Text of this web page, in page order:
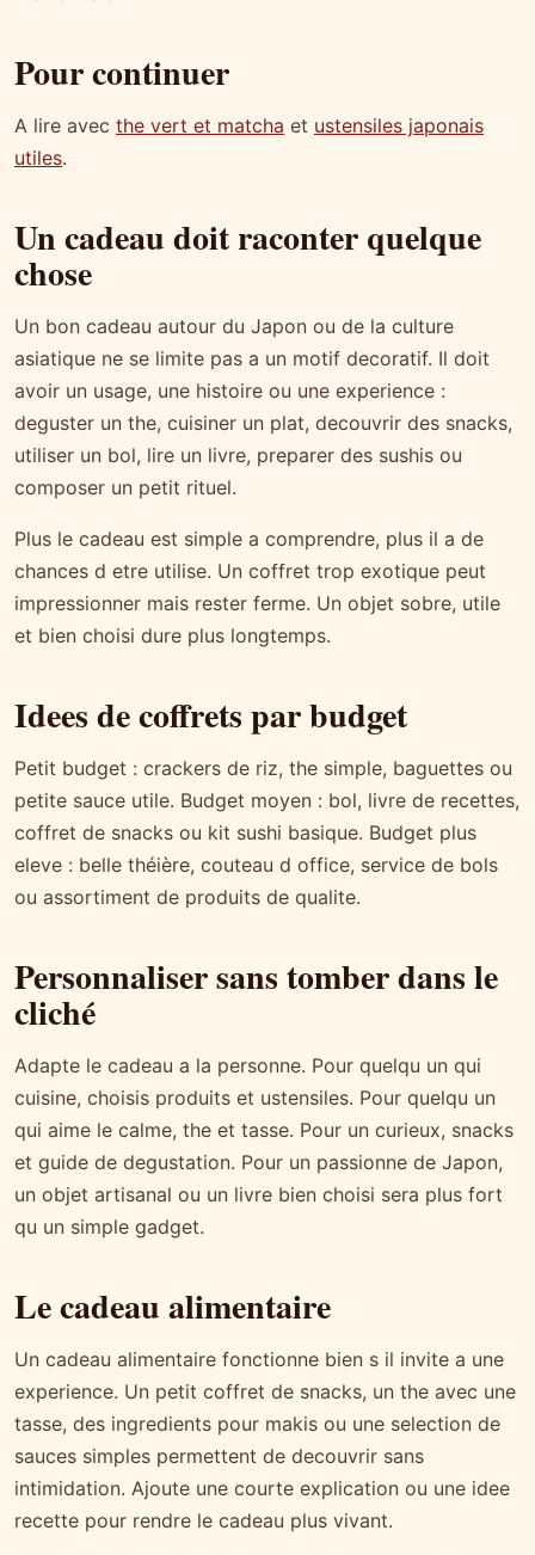
Pour continuer
A lire avec the vert et matcha et ustensiles japonais
utiles.
Un cadeau doit raconter quelque
chose
Un bon cadeau autour du Japon ou de la culture
asiatique ne se limite pas a un motif decoratif. Il doit
avoir un usage, une histoire ou une experience :
deguster un the, cuisiner un plat, decouvrir des snacks,
utiliser un bol, lire un livre, preparer des sushis ou
composer un petit rituel.
Plus le cadeau est simple a comprendre, plus il a de
chances d etre utilise. Un coffret trop exotique peut
impressionner mais rester ferme. Un objet sobre, utile
et bien choisi dure plus longtemps.
Idees de coffrets par budget
Petit budget : crackers de riz, the simple, baguettes ou
petite sauce utile. Budget moyen : bol, livre de recettes,
coffret de snacks ou kit sushi basique. Budget plus
eleve : belle théière, couteau d office, service de bols
ou assortiment de produits de qualite.
Personnaliser sans tomber dans le
cliché
Adapte le cadeau a la personne. Pour quelqu un qui
cuisine, choisis produits et ustensiles. Pour quelqu un
qui aime le calme, the et tasse. Pour un curieux, snacks
et guide de degustation. Pour un passionne de Japon,
un objet artisanal ou un livre bien choisi sera plus fort
qu un simple gadget.
Le cadeau alimentaire
Un cadeau alimentaire fonctionne bien s il invite a une
experience. Un petit coffret de snacks, un the avec une
tasse, des ingredients pour makis ou une selection de
sauces simples permettent de decouvrir sans
intimidation. Ajoute une courte explication ou une idee
recette pour rendre le cadeau plus vivant.